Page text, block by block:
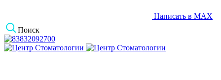
Написать в MAX
Поиск